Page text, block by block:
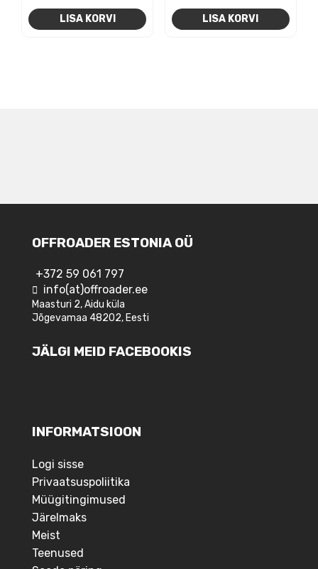
LISA KORVI LISA KORVI
OFFROADER ESTONIA OÜ
+372 59 061 797
info(at)offroader.ee
Maasturi 2, Aidu küla
Jõgevamaa 48202, Eesti
JÄLGI MEID FACEBOOKIS
INFORMATSIOON
Logi sisse
Privaatsuspoliitika
Müügitingimused
Järelmaks
Meist
Teenused